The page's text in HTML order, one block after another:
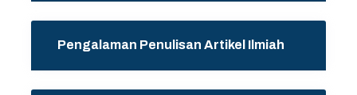
Pengalaman Penulisan Artikel Ilmiah